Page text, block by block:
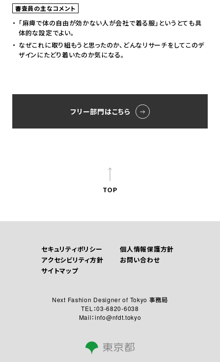
審査員の主なコメント
「麻痺で体の自由が効かない人が会社で着る服」というとても具
体的な設定でよい。
なぜこれに取り組もうと思ったのか、どんなリサーチをしてこのデ
ザインにたどり着いたのか気になる。
フリー部門はこちら
セキュリティポリシー
個人情報保護方針
アクセシビリティ方針
お問い合わせ
サイトマップ
Next Fashion Designer of Tokyo 事務局
TEL：03-6820-6038
Mail：info@nfdt.tokyo